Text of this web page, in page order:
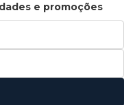
e promoções